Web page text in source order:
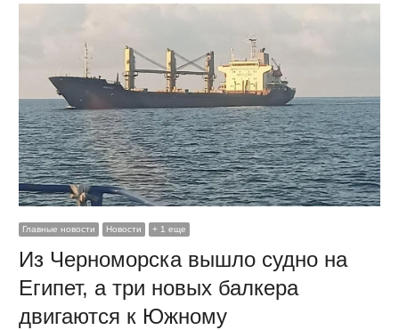
Главные новости Новости + 1 еще
Из Черноморска вышло судно на
Египет, а три новых балкера
двигаются к Южному